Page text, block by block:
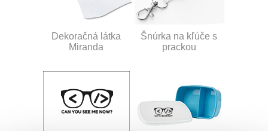
Dekoračná látka
Miranda
Šnúrka na kľúče s
prackou